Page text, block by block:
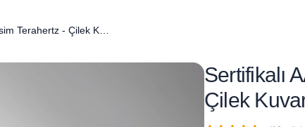
Sertifikalı
Çilek